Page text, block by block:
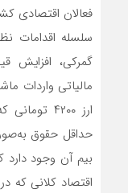
فعالان اقتصادی
سلسله اقدامات
گمرکی، افزایش
مالیاتی واردات
حداقل حقوق
بیم آن وجود
اقتصاد کلانی که